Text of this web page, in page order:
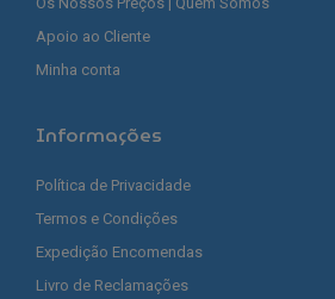
Apoio ao Cliente
Minha conta
Informações
Política de Privacidade
Termos e Condições
Expedição Encomendas
Livro de Reclamações